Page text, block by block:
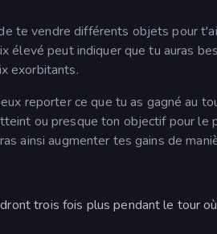
te vendre différents objets pour
élevé peut indiquer que tu auras
exorbitants.
reporter ce que tu as gagné au
ou presque ton objectif pour le
ainsi augmenter tes gains de
trois fois plus pendant le tour